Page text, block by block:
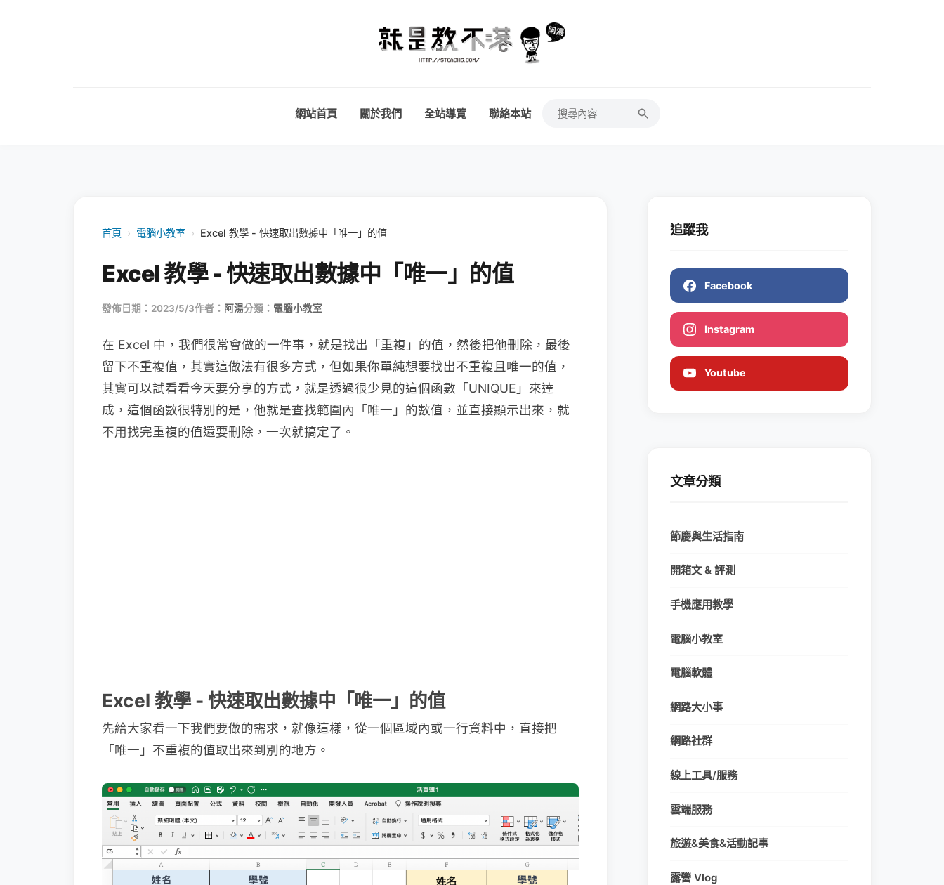
網站首頁 關於我們 全站導覽 聯絡本站
首頁 › 電腦小教室 › Excel 教學 - 快速取出數據中「唯一」的值
Excel 教學 - 快速取出數據中「唯一」的值
發佈日期：2023/5/3作者： 阿湯分類： 電腦小教室
在 Excel 中，我們很常會做的一件事，就是找出「重複」的值，然後把他刪除，最後
留下不重複值，其實這做法有很多方式，但如果你單純想要找出不重複且唯一的值，
其實可以試看看今天要分享的方式，就是透過很少見的這個函數「UNIQUE」來達
成，這個函數很特別的是，他就是查找範圍內「唯一」的數值，並直接顯示出來，就
不用找完重複的值還要刪除，一次就搞定了。
Excel 教學 - 快速取出數據中「唯一」的值
先給大家看一下我們要做的需求，就像這樣，從一個區域內或一行資料中，直接把
「唯一」不重複的值取出來到別的地方。
追蹤我
Facebook
Instagram
Youtube
文章分類
節慶與生活指南
開箱文 & 評測
手機應用教學
電腦小教室
電腦軟體
網路大小事
網路社群
線上工具/服務
雲端服務
旅遊&美食&活動記事
露營 Vlog